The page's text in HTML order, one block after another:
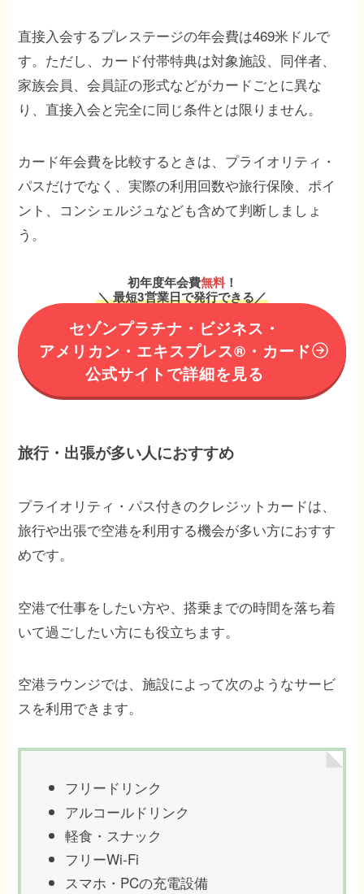
直接入会するプレステージの年会費は469米ドルで
す。ただし、カード付帯特典は対象施設、同伴者、
家族会員、会員証の形式などがカードごとに異な
り、直接入会と完全に同じ条件とは限りません。
カード年会費を比較するときは、プライオリティ・
パスだけでなく、実際の利用回数や旅行保険、ポイ
ント、コンシェルジュなども含めて判断しましょ
う。
初年度年会費無料！
＼ 最短3営業日で発行できる／
セゾンプラチナ・ビジネス・
アメリカン・エキスプレス®︎・カード
公式サイトで詳細を見る
旅行・出張が多い人におすすめ
プライオリティ・パス付きのクレジットカードは、
旅行や出張で空港を利用する機会が多い方におすす
めです。
空港で仕事をしたい方や、搭乗までの時間を落ち着
いて過ごしたい方にも役立ちます。
空港ラウンジでは、施設によって次のようなサービ
スを利用できます。
フリードリンク
アルコールドリンク
軽食・スナック
フリーWi-Fi
スマホ・PCの充電設備